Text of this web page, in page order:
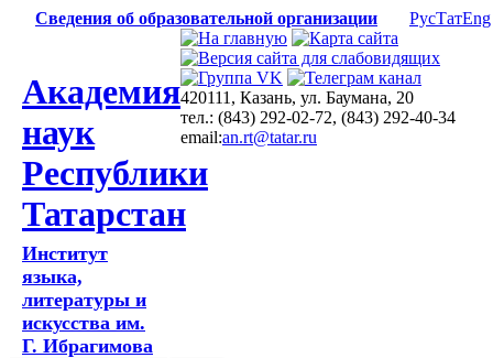
Сведения об образовательной организации РусТатEng
Академия
наук
Республики
Татарстан
Институт
языка,
литературы и
искусства им.
Г. Ибрагимова
420111, Казань, ул. Баумана, 20
тел.: (843) 292-02-72, (843) 292-40-34
email:an.rt@tatar.ru